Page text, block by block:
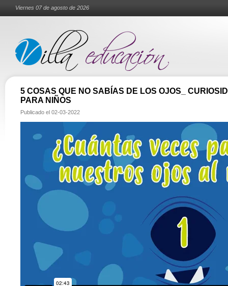
Viernes 07 de agosto de 2026
5 COSAS QUE NO SABÍAS DE LOS OJOS_
PARA NIÑOS
Publicado el 02-03-2022